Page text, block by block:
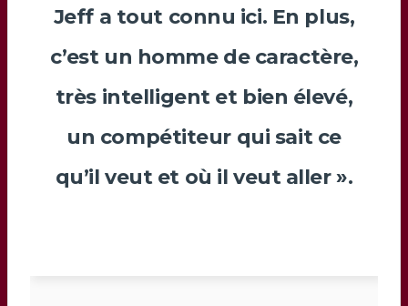
Jeff a tout connu ici. En plus,
c’est un homme de caractère,
très intelligent et bien élevé,
un compétiteur qui sait ce
qu’il veut et où il veut aller ».